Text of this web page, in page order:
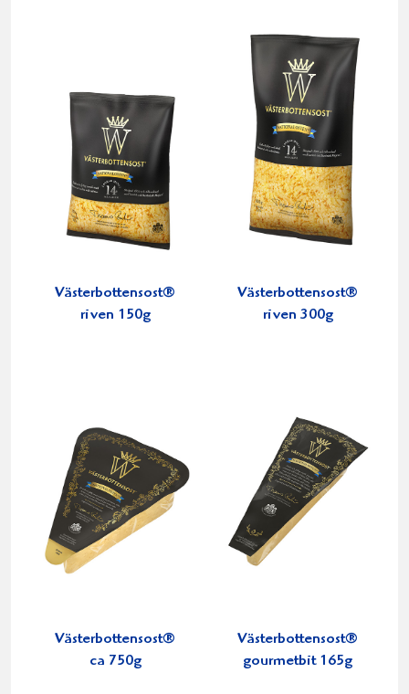
Västerbottensost®
riven 150g
Västerbottensost®
riven 300g
Västerbottensost®
ca 750g
Västerbottensost®
gourmetbit 165g